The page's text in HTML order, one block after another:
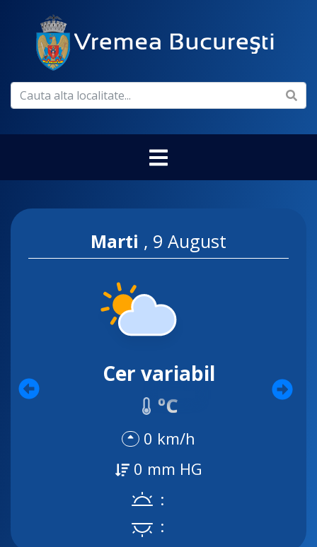
Marti , 9 August
Cer variabil
ºC
0 km/h
0 mm HG
:
: